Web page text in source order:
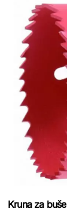
Kruna za